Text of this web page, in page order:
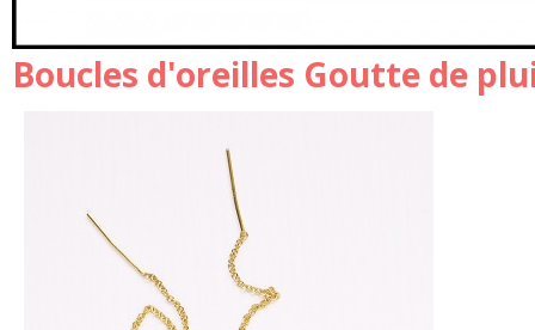
Boucles d'oreilles Goutte de